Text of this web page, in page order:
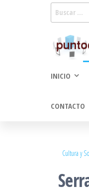
INICIO
CONTACTO
Cultura y